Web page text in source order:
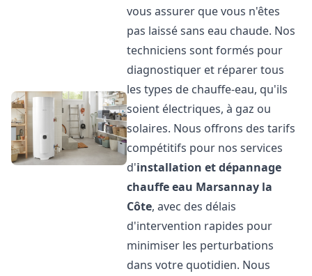
vous assurer que vous n'êtes
pas laissé sans eau chaude. Nos
techniciens sont formés pour
diagnostiquer et réparer tous
les types de chauffe-eau, qu'ils
soient électriques, à gaz ou
solaires. Nous offrons des tarifs
compétitifs pour nos services
d'installation et dépannage
chauffe eau Marsannay la
Côte, avec des délais
d'intervention rapides pour
minimiser les perturbations
dans votre quotidien. Nous